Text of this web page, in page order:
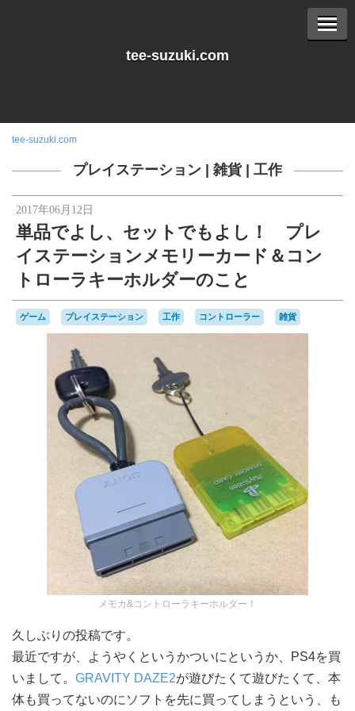
tee-suzuki.com
tee-suzuki.com
プレイステーション 雑貨| 工作
2017年06月12日
単品でよし、セットでもよし！ プレ
イステーションメモリーカード＆コン
トローラキーホルダーのこと
ゲーム プレイステーション 工作 コントローラー 雑貨
メモカ&コントローラキーホルダー！
久しぶりの投稿です。
最近ですが、ようやくというかついにというか、PS4を買
いまして。 GRAVITY DAZE2が遊びたくて遊びたくて、本
体も買ってないのにソフトを先に買ってしまうという、も